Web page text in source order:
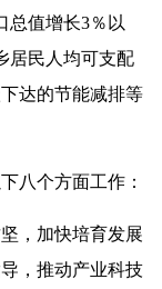
总值增长3％以
居民人均可支配
达的节能减排等
个方面工作：
，加快培育发展
，推动产业科技